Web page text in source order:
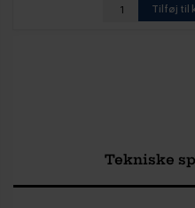
Tilføj til
Tekniske